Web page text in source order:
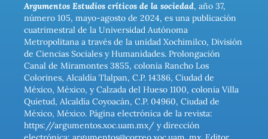
Argumentos Estudios críticos de la sociedad, año 37,
número 105, mayo-agosto de 2024, es una publicación
cuatrimestral de la Universidad Autónoma
Metropolitana a través de la unidad Xochimilco, División
de Ciencias Sociales y Humanidades. Prolongación
Canal de Miramontes 3855, colonia Rancho Los
Colorines, Alcaldía Tlalpan, C.P. 14386, Ciudad de
México, México, y Calzada del Hueso 1100, colonia Villa
Quietud, Alcaldía Coyoacán, C.P. 04960, Ciudad de
México, México. Página electrónica de la revista:
https://argumentos.xoc.uam.mx/ y dirección